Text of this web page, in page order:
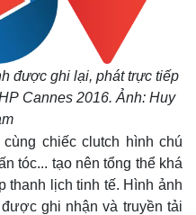
Multimedia
Ảnh
E-Magazine
Infographic
được ghi lại, phát trực tiếp
Cannes 2016. Ảnh: Huy
chiếc clutch hình chú
tóc... tạo nên tổng thể khá
thanh lịch tinh tế. Hình ảnh
ghi nhận và truyền tải